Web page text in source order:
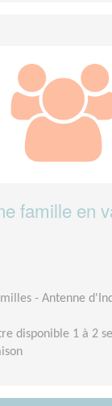
famille en
- Antenne
disponible 1 à 2